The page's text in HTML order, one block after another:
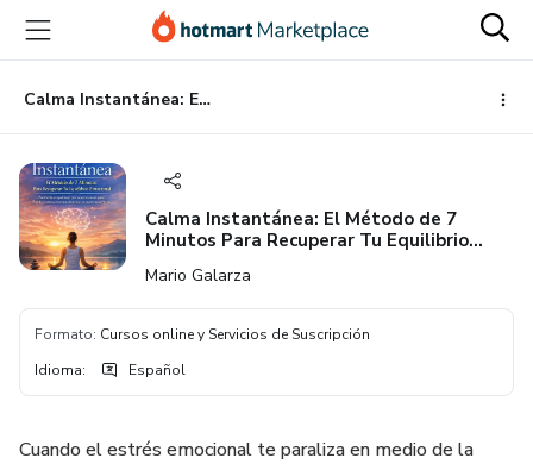
principal
página
de
página
Calma Instantánea: El Método de 7 Minutos Para Recuperar Tu Equilibrio Emocional
Calma Instantánea: El Método de 7
Minutos Para Recuperar Tu Equilibrio
Mario Galarza
Formato: Cursos online y Servicios de Suscripción
Idioma: Español
Cuando el estrés emocional te paraliza en medio de la